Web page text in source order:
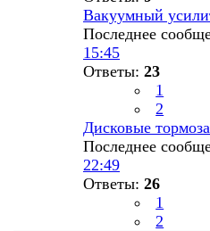
Вакуумный
Последнее
15:45
Ответы: 23
1
2
Дисковые
Последнее
22:49
Ответы: 26
1
2